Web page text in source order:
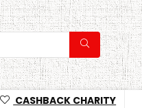
CASHBACK CHARITY